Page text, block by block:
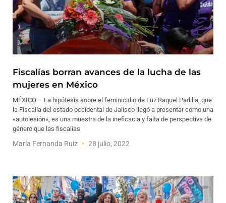
Fiscalías borran avances de la lucha de las
mujeres en México
MÉXICO – La hipótesis sobre el feminicidio de Luz Raquel Padilla, que
la Fiscalía del estado occidental de Jalisco llegó a presentar como una
«autolesión», es una muestra de la ineficacia y falta de perspectiva de
género que las fiscalías
María Fernanda Ruiz 28 julio, 2022